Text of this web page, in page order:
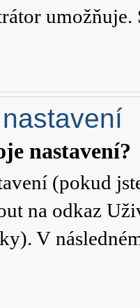
umožňuje.
nastavení?
(pokud
na odkaz
V